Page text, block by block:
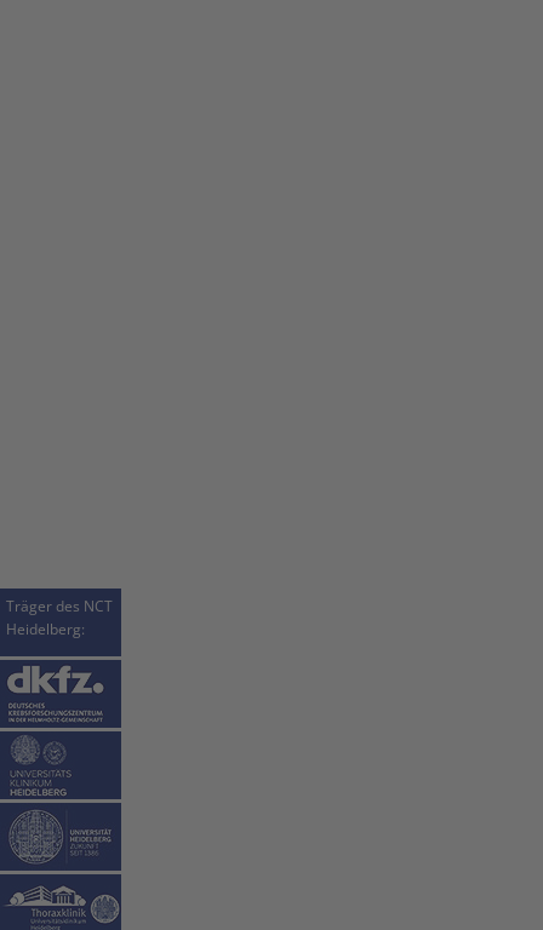
Träger des NCT
Heidelberg: